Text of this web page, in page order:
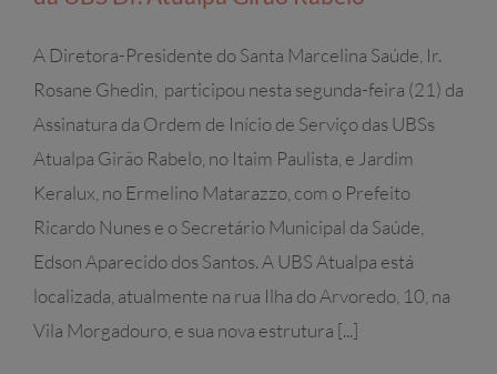
A Diretora-Presidente do Santa Marcelina Saúde, Ir.
Rosane Ghedin, participou nesta segunda-feira (21) da
Assinatura da Ordem de Início de Serviço das UBSs
Atualpa Girão Rabelo, no Itaim Paulista, e Jardim
Keralux, no Ermelino Matarazzo, com o Prefeito
Ricardo Nunes e o Secretário Municipal da Saúde,
Edson Aparecido dos Santos. A UBS Atualpa está
localizada, atualmente na rua Ilha do Arvoredo, 10, na
Vila Morgadouro, e sua nova estrutura [...]